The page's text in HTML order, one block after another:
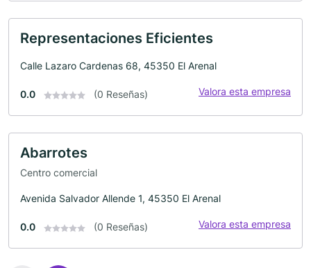
Representaciones Eficientes
Calle Lazaro Cardenas 68, 45350 El Arenal
0.0 (0 Reseñas) Valora esta empresa
Abarrotes
Centro comercial
Avenida Salvador Allende 1, 45350 El Arenal
0.0 (0 Reseñas) Valora esta empresa